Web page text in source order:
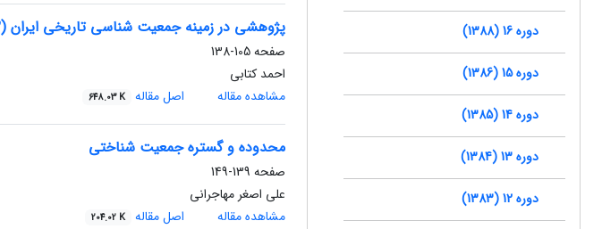
پژوهشی در زمینه جمعیت شناسی تاریخی ایران (2)،بررسی تحلیلی قحطی های اصفهان (از عهد افشاریه تاکنون )
صفحه105-138
احمد کتابی
مشاهده مقاله
اصل مقاله 648.03 K
محدوده و گستره جمعیت شناختی
صفحه 139-149
علی اصغر مهاجرانی
مشاهده مقاله
اصل مقاله 204.02 K
دوره 16 (1388)
دوره 15 (1386)
دوره 14 (1385)
دوره 13 (1384)
دوره 12 (1383)